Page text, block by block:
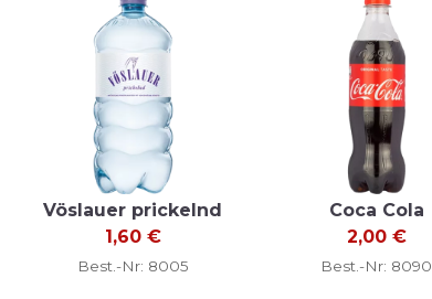
Vöslauer prickelnd
1,60 €
Best.-Nr: 8005
Coca Cola
2,00 €
Best.-Nr: 8090